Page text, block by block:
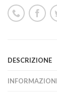
DESCRIZIONE